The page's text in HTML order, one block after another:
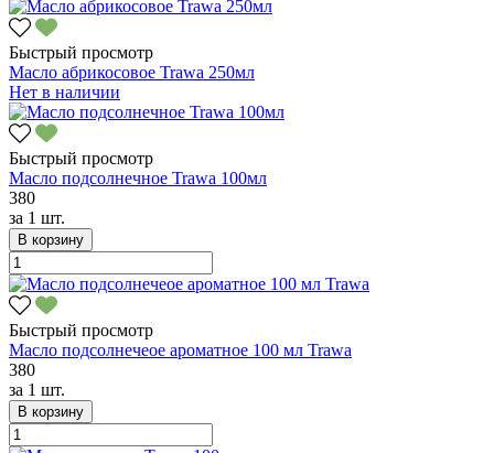
Быстрый просмотр
Масло абрикосовое Trawa 250мл
Нет в наличии
Быстрый просмотр
Масло подсолнечное Trawa 100мл
380
за 1 шт.
В корзину
Быстрый просмотр
Масло подсолнечеое ароматное 100 мл Trawa
380
за 1 шт.
В корзину